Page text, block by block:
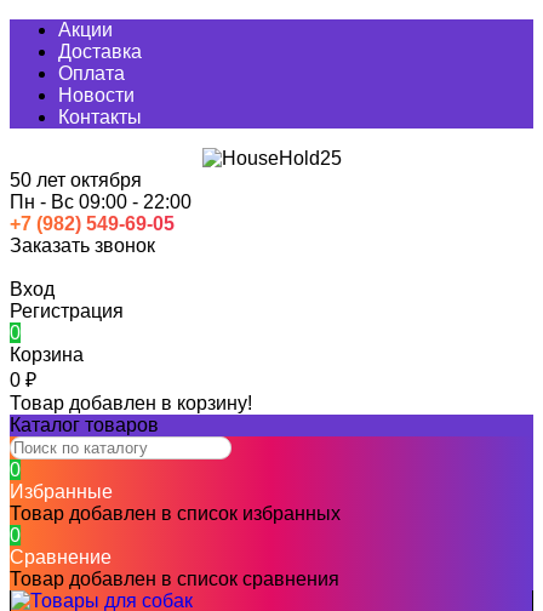
Акции
Доставка
Оплата
Новости
Контакты
50 лет октября
Пн - Вс 09:00 - 22:00
+7 (982) 549-69-05
Заказать звонок
Вход
Регистрация
0
Корзина
0 ₽
Товар добавлен в корзину!
Каталог товаров
0
Избранные
Товар добавлен в список избранных
0
Сравнение
Товар добавлен в список сравнения